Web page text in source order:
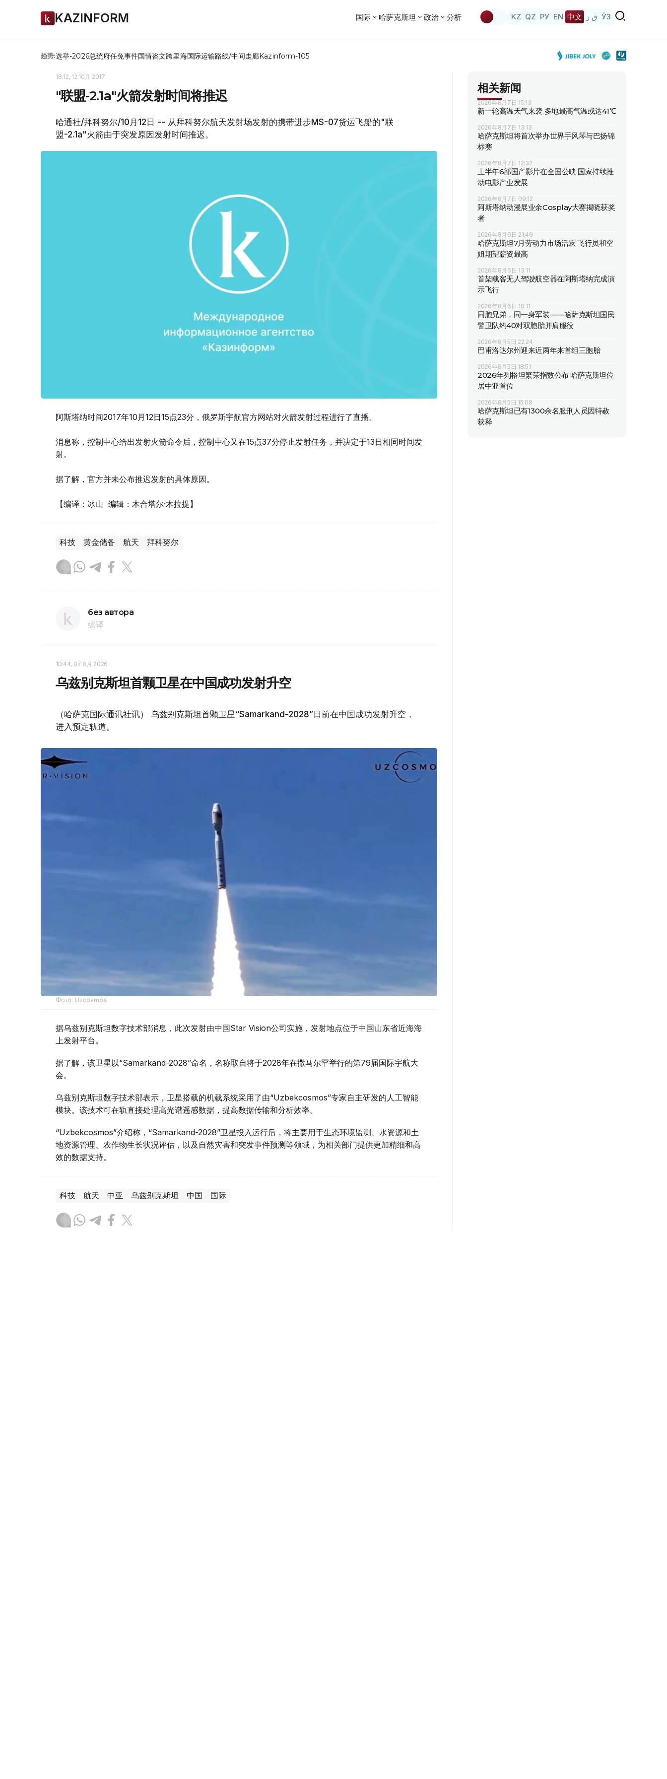
KAZINFORM 国际 哈萨克斯坦 政治 分析 KZ QZ РУ EN 中文 ق ز ЎЗ
趋势:选举-2026总统府任免事件国情咨文跨里海国际运输路线/中间走廊Kazinform-105
18:12, 12 10月 2017
"联盟-2.1a"火箭发射时间将推迟
哈通社/拜科努尔/10月12日 -- 从拜科努尔航天发射场发射的携带进步MS-07货运飞船的"联
盟-2.1a"火箭由于突发原因发射时间推迟。
阿斯塔纳时间2017年10月12日15点23分，俄罗斯宇航官方网站对火箭发射过程进行了直播。
消息称，控制中心给出发射火箭命令后，控制中心又在15点37分停止发射任务，并决定于13日相同时间发
射。
据了解，官方并未公布推迟发射的具体原因。
【编译：冰山 编辑：木合塔尔·木拉提】
科技 黄金储备 航天 拜科努尔
без автора
编译
10:44, 07 8月 2026
乌兹别克斯坦首颗卫星在中国成功发射升空
（哈萨克国际通讯社讯） 乌兹别克斯坦首颗卫星“Samarkand-2028”日前在中国成功发射升空，
进入预定轨道。
Фото: Uzcosmos
据乌兹别克斯坦数字技术部消息，此次发射由中国Star Vision公司实施，发射地点位于中国山东省近海海
上发射平台。
据了解，该卫星以“Samarkand-2028”命名，名称取自将于2028年在撒马尔罕举行的第79届国际宇航大
会。
乌兹别克斯坦数字技术部表示，卫星搭载的机载系统采用了由“Uzbekcosmos”专家自主研发的人工智能
模块。该技术可在轨直接处理高光谱遥感数据，提高数据传输和分析效率。
“Uzbekcosmos”介绍称，“Samarkand-2028”卫星投入运行后，将主要用于生态环境监测、水资源和土
地资源管理、农作物生长状况评估，以及自然灾害和突发事件预测等领域，为相关部门提供更加精细和高
效的数据支持。
科技 航天 中亚 乌兹别克斯坦 中国 国际
相关新闻
2026年8月7日 15:13
新一轮高温天气来袭 多地最高气温或达41℃
2026年8月7日 13:13
哈萨克斯坦将首次举办世界手风琴与巴扬锦
标赛
2026年8月7日 12:32
上半年6部国产影片在全国公映 国家持续推
动电影产业发展
2026年8月7日 09:12
阿斯塔纳动漫展业余Cosplay大赛揭晓获奖
者
2026年8月6日 21:49
哈萨克斯坦7月劳动力市场活跃 飞行员和空
姐期望薪资最高
2026年8月6日 13:11
首架载客无人驾驶航空器在阿斯塔纳完成演
示飞行
2026年8月6日 10:11
同胞兄弟，同一身军装——哈萨克斯坦国民
警卫队约40对双胞胎并肩服役
2026年8月5日 22:24
巴甫洛达尔州迎来近两年来首组三胞胎
2026年8月5日 18:51
2026年列格坦繁荣指数公布 哈萨克斯坦位
居中亚首位
2026年8月5日 15:08
哈萨克斯坦已有1300余名服刑人员因特赦
获释